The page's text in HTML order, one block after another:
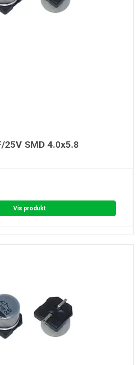
SMD 4.0x5.8
Vis produkt